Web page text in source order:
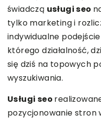
świadczą usługi seo
tylko marketing i
indywidualne
którego działalność,
się dziś na topowych
wyszukiwania.
Usługi seo
pozycjonowanie stron